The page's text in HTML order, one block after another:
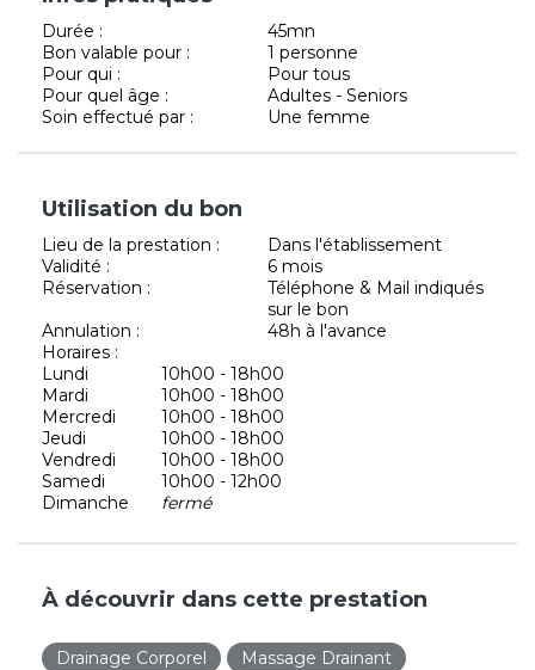
Durée :
45mn
Bon valable pour :
1 personne
Pour qui :
Pour tous
Pour quel âge :
Adultes - Seniors
Soin effectué par :
Une femme
Utilisation du bon
Lieu de la prestation :
Dans l'établissement
Validité :
6 mois
Réservation :
Téléphone & Mail indiqués
sur le bon
Annulation :
48h à l'avance
Horaires :
Lundi
10h00 - 18h00
Mardi
10h00 - 18h00
Mercredi
10h00 - 18h00
Jeudi
10h00 - 18h00
Vendredi
10h00 - 18h00
Samedi
10h00 - 12h00
Dimanche
fermé
À découvrir dans cette prestation
Drainage Corporel
Massage Drainant